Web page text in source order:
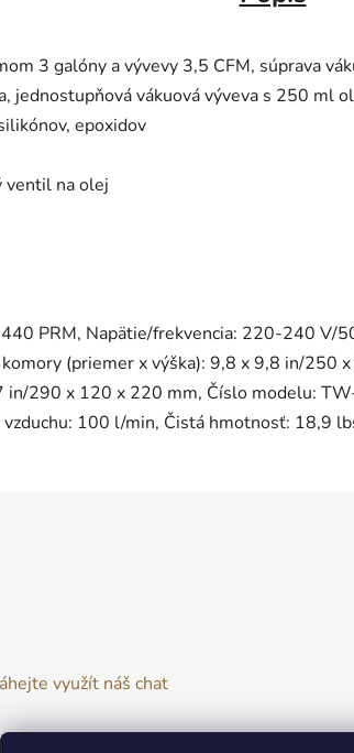
3 galóny a vývevy 3,5 CFM, súprava
jednostupňová vákuová výveva s 250 ml
epoxidov
ventil na olej
PRM, Napätie/frekvencia: 220-240 V/
(priemer x výška): 9,8 x 9,8 in/250
in/290 x 120 x 220 mm, Číslo modelu:
100 l/min, Čistá hmotnosť: 18,9
využít náš chat